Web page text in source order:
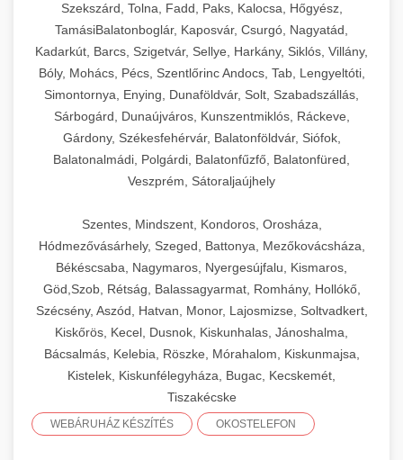
Szekszárd, Tolna, Fadd, Paks, Kalocsa, Hőgyész,
TamásiBalatonboglár, Kaposvár, Csurgó, Nagyatád,
Kadarkút, Barcs, Szigetvár, Sellye, Harkány, Siklós, Villány,
Bóly, Mohács, Pécs, Szentlőrinc Andocs, Tab, Lengyeltóti,
Simontornya, Enying, Dunaföldvár, Solt, Szabadszállás,
Sárbogárd, Dunaújváros, Kunszentmiklós, Ráckeve,
Gárdony, Székesfehérvár, Balatonföldvár, Siófok,
Balatonalmádi, Polgárdi, Balatonfűzfő, Balatonfüred,
Veszprém, Sátoraljaújhely
Szentes, Mindszent, Kondoros, Orosháza,
Hódmezővásárhely, Szeged, Battonya, Mezőkovácsháza,
Békéscsaba, Nagymaros, Nyergesújfalu, Kismaros,
Göd,Szob, Rétság, Balassagyarmat, Romhány, Hollókő,
Szécsény, Aszód, Hatvan, Monor, Lajosmizse, Soltvadkert,
Kiskőrös, Kecel, Dusnok, Kiskunhalas, Jánoshalma,
Bácsalmás, Kelebia, Röszke, Mórahalom, Kiskunmajsa,
Kistelek, Kiskunfélegyháza, Bugac, Kecskemét,
Tiszakécske
WEBÁRUHÁZ KÉSZÍTÉS OKOSTELEFON